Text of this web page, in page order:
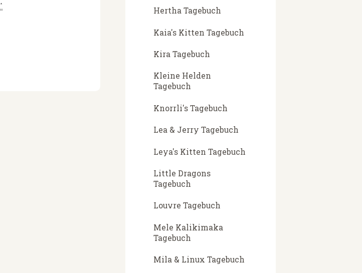
* Hertha Tagebuch
Kaia's Kitten Tagebuch
Kira Tagebuch
Kleine Helden
Tagebuch
Knorrli's Tagebuch
Lea & Jerry Tagebuch
Leya's Kitten Tagebuch
Little Dragons
Tagebuch
Louvre Tagebuch
Mele Kalikimaka
Tagebuch
Mila & Linux Tagebuch